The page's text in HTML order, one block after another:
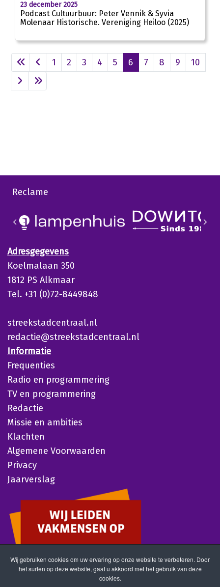
23 december 2025
Podcast Cultuurbuur: Peter Vennik & Syvia
Molenaar Historische. Vereniging Heiloo (2025)
1 2 3 4 5 6 7 8 9 10
Reclame
Adresgegevens
Koelmalaan 350
1812 PS Alkmaar
Tel. +31 (0)72-8449848
streekstadcentraal.nl
redactie@streekstadcentraal.nl
Informatie
Frequenties
Radio en programmering
TV en programmering
Redactie
Missie en ambities
Klachten
Algemene Voorwaarden
Privacy
Jaarverslag
Wij gebruiken cookies om uw ervaring op onze website te verbeteren. Door
het surfen op deze website, gaat u akkoord met het gebruik van deze
cookies.